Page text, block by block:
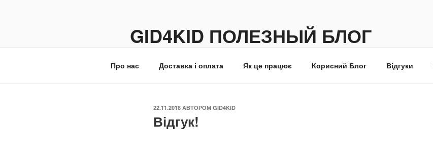
GID4KID ПОЛЕЗНЫЙ БЛОГ
Про нас Доставка і оплата Як це працює Корисний Блог Відгуки
ОПУБЛІКОВАНО
22.11.2018 АВТОРОМ GID4KID
Відгук!